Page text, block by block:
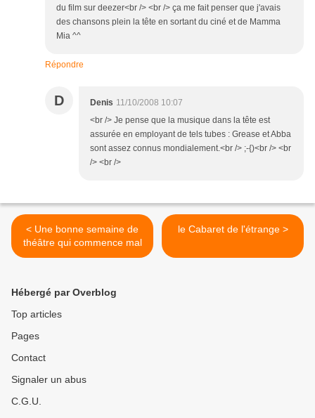
du film sur deezer<br /> <br /> ça me fait penser que j'avais
des chansons plein la tête en sortant du ciné et de Mamma
Mia ^^
Répondre
D Denis 11/10/2008 10:07
<br /> Je pense que la musique dans la tête est
assurée en employant de tels tubes : Grease et Abba
sont assez connus mondialement.<br /> ;-{)<br /> <br
/> <br />
< Une bonne semaine de
théâtre qui commence mal
le Cabaret de l'étrange >
Hébergé par Overblog
Top articles
Pages
Contact
Signaler un abus
C.G.U.